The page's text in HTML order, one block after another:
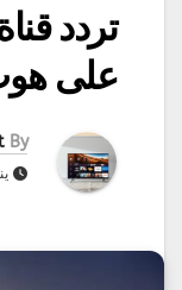
على هوت
By